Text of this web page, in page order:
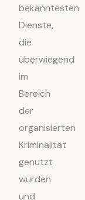
bekanntesten
Dienste,
die
überwiegend
im
Bereich
der
organisierten
Kriminalität
genutzt
wurden
und